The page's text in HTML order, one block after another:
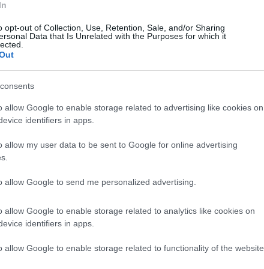
opt-out of Collection, Use, Retention, Sale, and/or Sharing
Data that Is Unrelated with the Purposes for which it
allow Google to enable storage related to advertising like cookies on
identifiers in apps.
allow my user data to be sent to Google for online advertising
allow Google to send me personalized advertising.
allow Google to enable storage related to analytics like cookies on
identifiers in apps.
allow Google to enable storage related to functionality of the website
Πολύ σύντομα
«απομάκρυνσης»
CAATSA
ταξιδεύει τις «Ελληνικές
κεφαλές» σε ολόκληρο τον
11/11/2025 - 9:58μμ
έχουμε ειρήνη
ΓΝΩΜΕΣ
Χαμάς